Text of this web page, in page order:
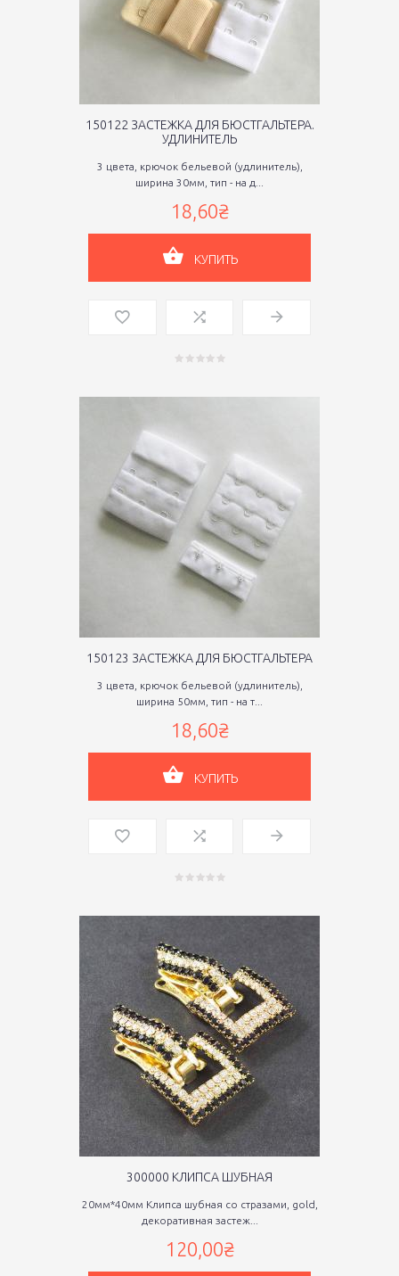
150122 ЗАСТЕЖКА ДЛЯ БЮСТГАЛЬТЕРА.
УДЛИНИТЕЛЬ
3 цвета, крючок бельевой (удлинитель),
ширина 30мм, тип - на д...
18,60₴
КУПИТЬ
150123 ЗАСТЕЖКА ДЛЯ БЮСТГАЛЬТЕРА
3 цвета, крючок бельевой (удлинитель),
ширина 50мм, тип - на т...
18,60₴
КУПИТЬ
300000 КЛИПСА ШУБНАЯ
20мм*40мм Клипса шубная со стразами, gold,
декоративная застеж...
120,00₴